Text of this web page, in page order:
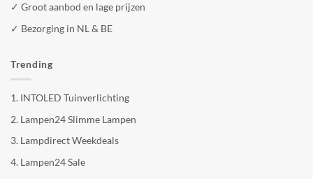
✓ Groot aanbod en lage prijzen
✓ Bezorging in NL & BE
Trending
1. INTOLED Tuinverlichting
2. Lampen24 Slimme Lampen
3. Lampdirect Weekdeals
4. Lampen24 Sale